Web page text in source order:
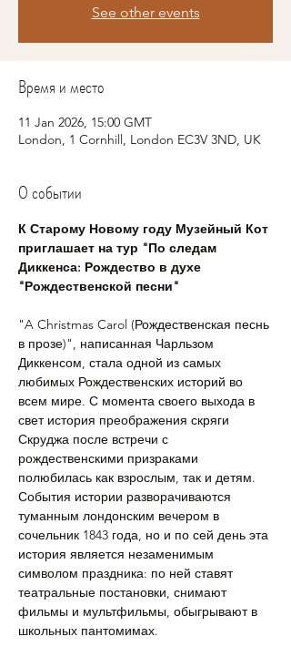
See other events
Время и место
11 Jan 2026, 15:00 GMT
London, 1 Cornhill, London EC3V 3ND, UK
О событии
К Старому Новому году Музейный Кот
приглашает на тур "По следам
Диккенса: Рождество в духе
"Рождественской песни"
"A Christmas Carol (Рождественская песнь
в прозе)", написанная Чарльзом
Диккенсом, стала одной из самых
любимых Рождественских историй во
всем мире. С момента своего выхода в
свет история преображения скряги
Скруджа после встречи с
рождественскими призраками
полюбилась как взрослым, так и детям.
События истории разворачиваются
туманным лондонским вечером в
сочельник 1843 года, но и по сей день эта
история является незаменимым
символом праздника: по ней ставят
театральные постановки, снимают
фильмы и мультфильмы, обыгрывают в
школьных пантомимах.